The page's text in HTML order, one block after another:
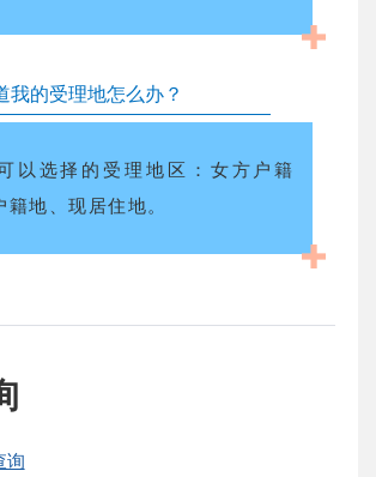
道我的受理地怎么办？
以选择的受理地区：女方户籍
籍地、现居住地。
询